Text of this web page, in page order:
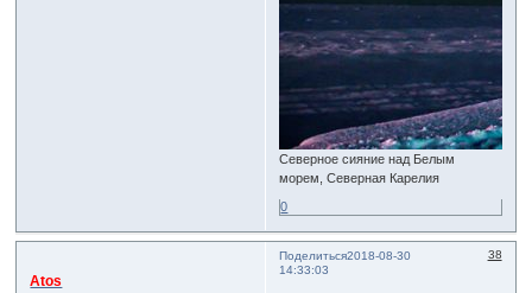
Северное сияние над Белым
морем, Северная Карелия
0
Поделиться 38
2018-08-30
14:33:03
Atos